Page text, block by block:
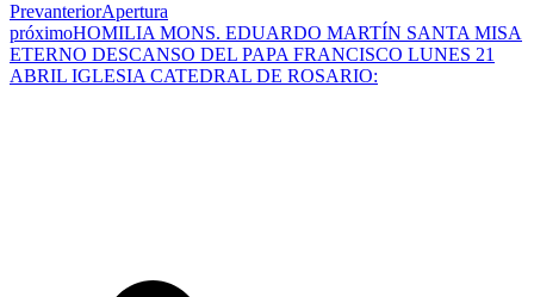
PrevanteriorApertura
próximoHOMILIA MONS. EDUARDO MARTÍN SANTA MISA
ETERNO DESCANSO DEL PAPA FRANCISCO LUNES 21
ABRIL IGLESIA CATEDRAL DE ROSARIO: